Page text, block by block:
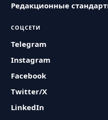
Редакционные
СОЦСЕТИ
Telegram
Instagram
Facebook
Twitter/X
LinkedIn